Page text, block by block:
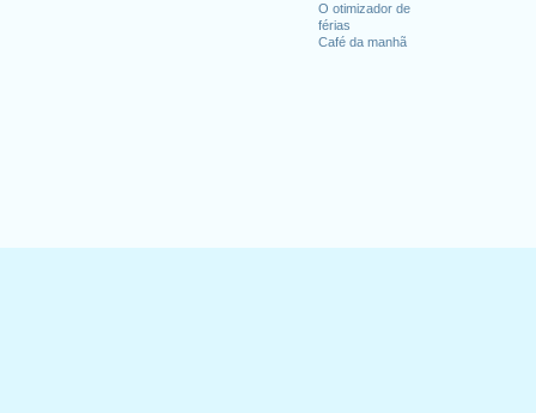
O otimizador de
férias
Café da manhã